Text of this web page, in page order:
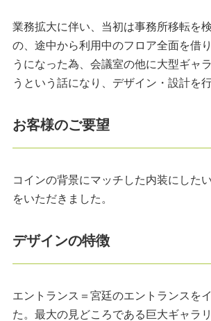
業務拡大に伴い、当初は事務所移転を
の、途中から利用中のフロア全面を借
うになった為、会議室の他に大型ギャ
うという話になり、デザイン・設計を
お客様のご要望
コインの背景にマッチした内装にした
をいただきました。
デザインの特徴
エントランス＝宮廷のエントランスを
た。最大の見どころである巨大ギャラ